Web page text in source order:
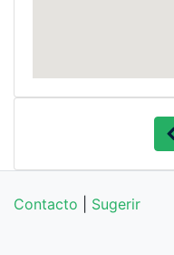
Contacto Sugerir